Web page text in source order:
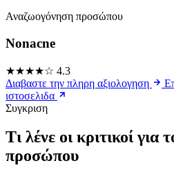
Αναζωογόνηση προσώπου
Nonacne
★★★★☆ 4.3
Διαβαστε την πληρη αξιολογηση
ιστοσελιδα
Συγκριση
Τι λένε οι κριτικοί
προσώπου